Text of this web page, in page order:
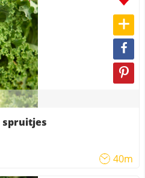
spruitjes
40m